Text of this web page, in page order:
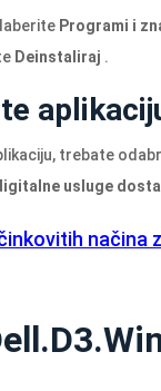
Programi i
Deinstaliraj .
trebate
usluge
načina